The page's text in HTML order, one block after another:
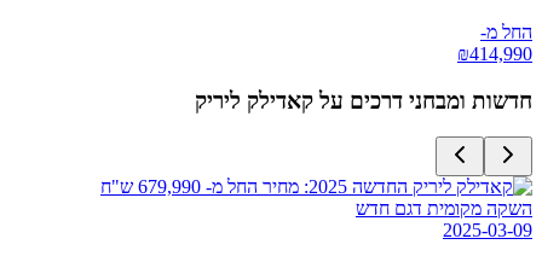
החל מ-
₪414,990
חדשות ומבחני דרכים עלקאדילק ליריק
השקה מקומית דגם חדש
2025-03-09